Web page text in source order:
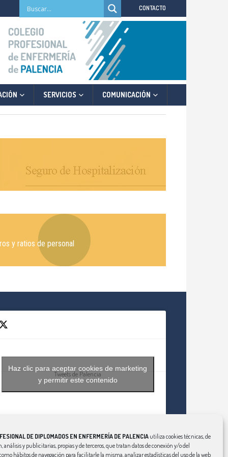
DE DIPLOMADOS EN ENFERMERÍA DE PALENCIA utiliza cookies técnicas, de
análisis y publicitarias, propias y de terceros, que tratan datos de conexión y/o del
hábitos de navegación para facilitarle la misma, analizar estadísticas del uso de la web
CONTACTO
SERVICIOS COMUNICACIÓN
y ratios de personal
Tweets de Palencia
Haz clic para aceptar cookies de marketing
y permitir este contenido